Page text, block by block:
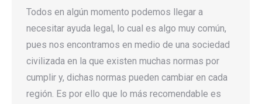
Todos en algún momento podemos llegar a
necesitar ayuda legal, lo cual es algo muy común,
pues nos encontramos en medio de una sociedad
civilizada en la que existen muchas normas por
cumplir y, dichas normas pueden cambiar en cada
región. Es por ello que lo más recomendable es